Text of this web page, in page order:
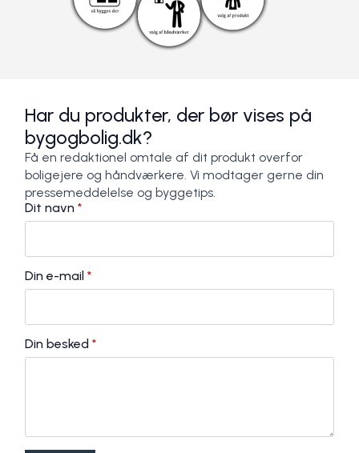
Har du produkter, der bør vises på
bygogbolig.dk?
Få en redaktionel omtale af dit produkt overfor
boligejere og håndværkere. Vi modtager gerne din
pressemeddelelse og byggetips.
Dit navn *
Din e-mail *
Din besked *